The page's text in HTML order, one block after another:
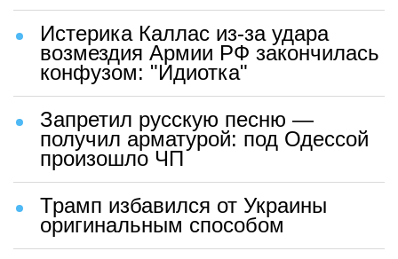
Истерика Каллас из-за удара
возмездия Армии РФ закончилась
конфузом: "Идиотка"
Запретил русскую песню —
получил арматурой: под Одессой
произошло ЧП
Трамп избавился от Украины
оригинальным способом